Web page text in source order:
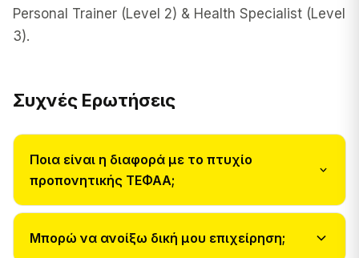
Personal Trainer (Level 2) & Health Specialist (Level
3).
Συχνές Ερωτήσεις
Ποια είναι η διαφορά με το πτυχίο
προπονητικής ΤΕΦΑΑ;
Μπορώ να ανοίξω δική μου επιχείρηση;